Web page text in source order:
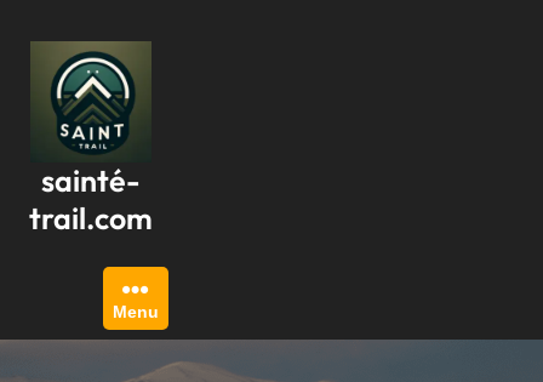
contenu
sainté-
trail.com
Menu